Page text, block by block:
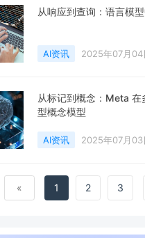
从响应到查询：语言模
AI资讯 2025年07月04
从标记到概念：Meta
型概念模型
AI资讯 2025年07月03
« 1 2 3